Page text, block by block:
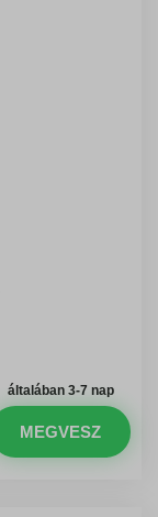
általában 3-7 nap
MEGVESZ